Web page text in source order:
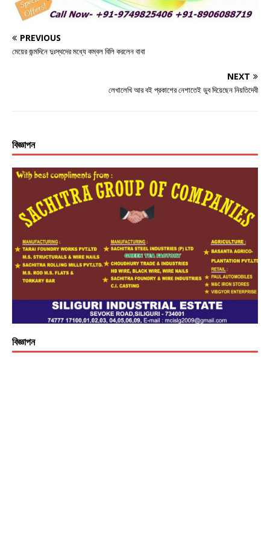
o
k
e p
PREVIOUS
মেয়ের জন্মদিনে দুঃস্থদের মধ্যে কম্বল বিলি করলেন বাবা
NEXT
লেখালেখি আর বই প্রকাশের নেশাতেই ডুব দিয়েছেন নিয়তিদেবী
বিজ্ঞাপন
বিজ্ঞাপন